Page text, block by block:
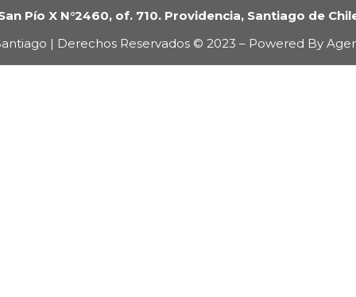
Pío X N°2460, of. 710. Providencia, Santiago de
| Derechos Reservados © 2023 – Powered By